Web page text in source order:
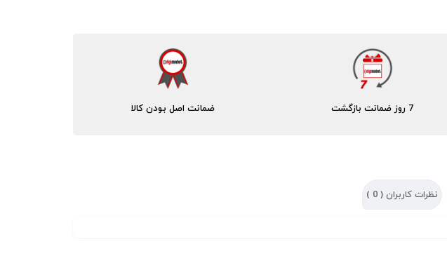
ضمانت اصل بودن کالا 7 روز ضمانت بازگشت
نظرات کاربران ( 0
)